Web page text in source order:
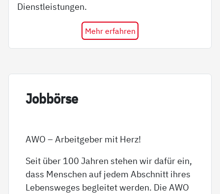
Dienstleistungen.
Mehr erfahren
Job­bör­se
AWO – Arbeitgeber mit Herz!
Seit über 100 Jahren stehen wir dafür ein,
dass Menschen auf jedem Abschnitt ihres
Lebensweges begleitet werden. Die AWO